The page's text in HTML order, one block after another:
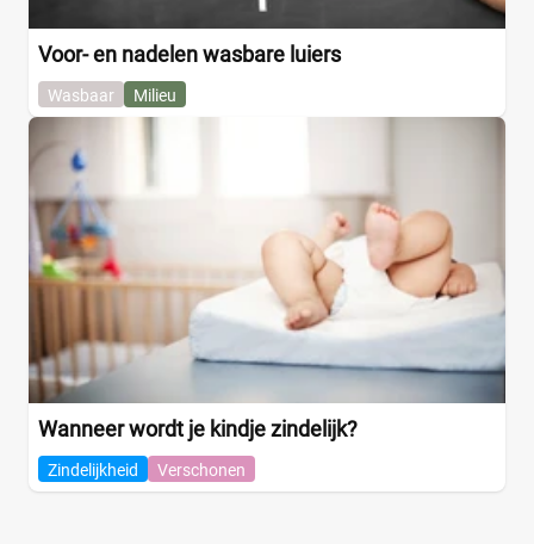
Voor- en nadelen wasbare luiers
Wasbaar Milieu
Wanneer wordt je kindje zindelijk?
Zindelijkheid Verschonen